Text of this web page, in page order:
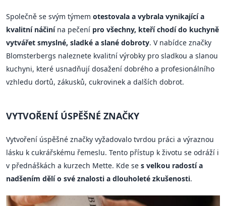
Společně se svým týmem otestovala a vybrala vynikající a
kvalitní náčinína pečení pro všechny, kteří chodí do kuchyně
vytvářet smyslné, sladké a slané dobroty. V nabídce značky
Blomsterbergs naleznete kvalitní výrobky pro sladkou a slanou
kuchyni, které usnadňují dosažení dobrého a profesionálního
vzhledu dortů, zákusků, cukrovinek a dalších dobrot.
VYTVOŘENÍ ÚSPĚŠNÉ ZNAČKY
Vytvoření úspěšné značky vyžadovalo tvrdou práci a výraznou
lásku k cukrářskému řemeslu. Tento přístup k životu se odráží i
v přednáškách a kurzech Mette. Kde se s velkou radostí a
nadšením dělí o své znalosti a dlouholeté zkušenosti.